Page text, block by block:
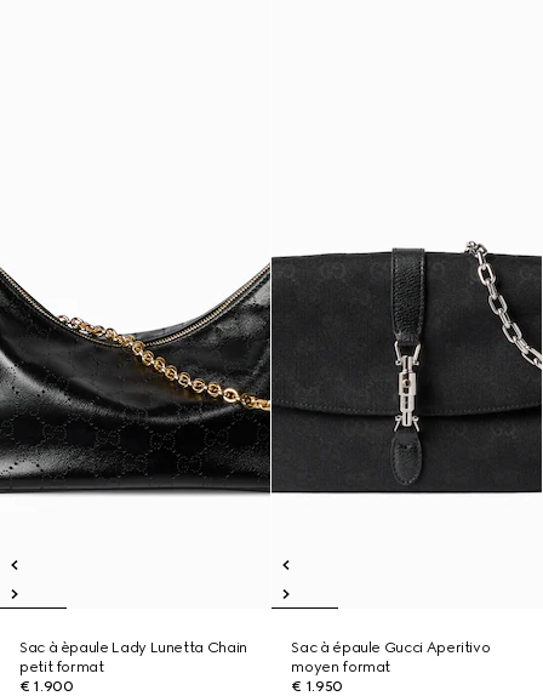
Sac à èpaule Lady Lunetta Chain
petit format
€ 1.900
Sac à épaule Gucci Aperitivo
moyen format
€ 1.950